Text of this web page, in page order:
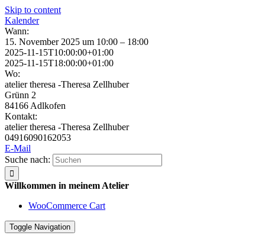
Skip to content
Kalender
Wann:
15. November 2025 um 10:00 – 18:00
2025-11-15T10:00:00+01:00
2025-11-15T18:00:00+01:00
Wo:
atelier theresa -Theresa Zellhuber
Grünn 2
84166 Adlkofen
Kontakt:
atelier theresa -Theresa Zellhuber
04916090162053
E-Mail
Suche nach:
Willkommen in meinem Atelier
WooCommerce Cart
Toggle Navigation